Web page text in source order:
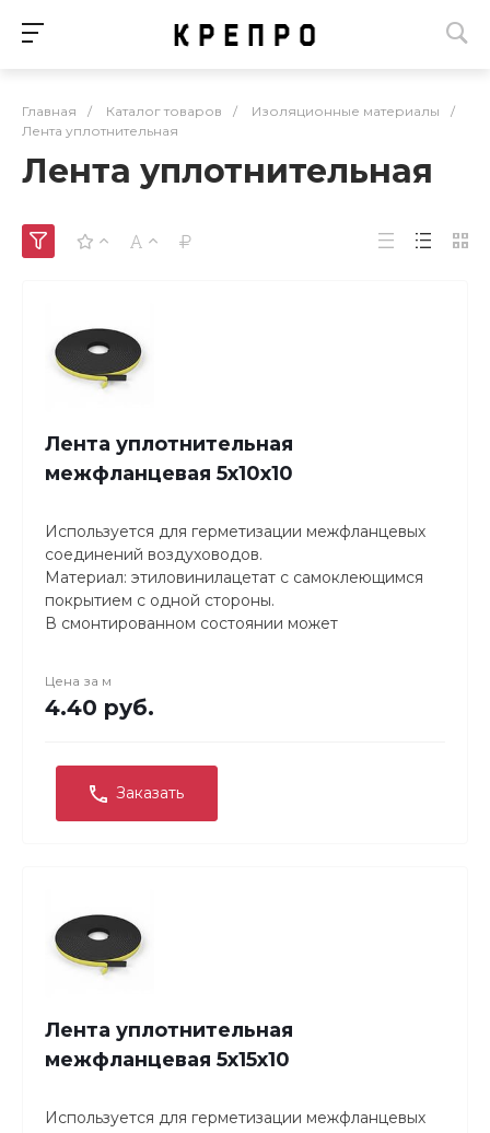
Главная / Каталог товаров / Изоляционные материалы
/
Лента уплотнительная
Лента уплотнительная
Лента уплотнительная
межфланцевая 5х10х10
Используется для герметизации межфланцевых
соединений воздуховодов.
Материал: этиловинилацетат с самоклеющимся
покрытием с одной стороны.
В смонтированном состоянии может
более 0°С. Материал устойчив к жирам и парам
кислот.
Цена за м
4.40 руб.
Заказать
Лента уплотнительная
межфланцевая 5х15х10
Используется для герметизации межфланцевых